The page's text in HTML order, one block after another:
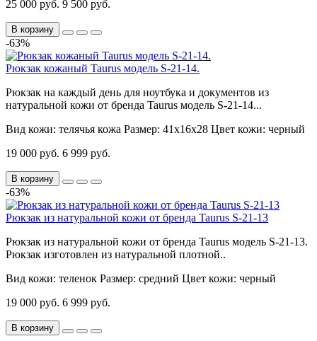
25 000 руб. 9 500 руб.
В корзину
-63%
Рюкзак кожаный Taurus модель S-21-14.
Рюкзак на каждый день для ноутбука и документов из
натуральной кожи от бренда Taurus модель S-21-14...
Вид кожи: телячья кожа Размер: 41х16х28 Цвет кожи: черный
19 000 руб. 6 999 руб.
В корзину
-63%
Рюкзак из натуральной кожи от бренда Taurus S-21-13
Рюкзак из натуральной кожи от бренда Taurus модель S-21-13.
Рюкзак изготовлен из натуральной плотной..
Вид кожи: теленок Размер: средний Цвет кожи: черный
19 000 руб. 6 999 руб.
В корзину